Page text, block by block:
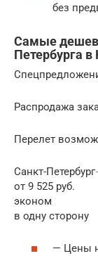
без
Самые
Петербурга в
Распродажа
Перелет
Санкт-
от 9 525 руб.
эконом
в одну сторону
— Цены